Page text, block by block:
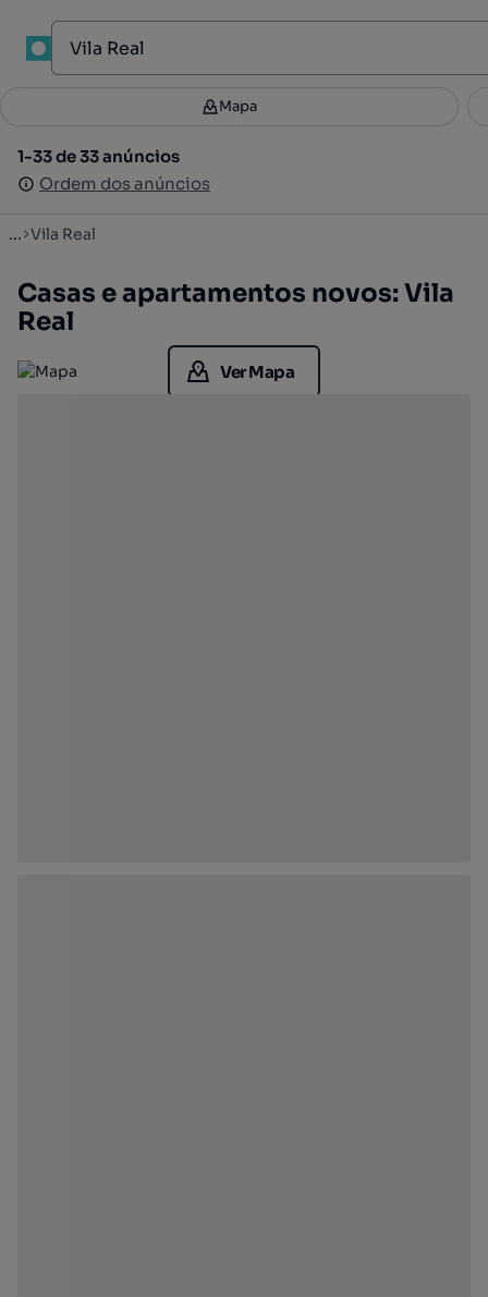
Filtros 2
1-33 de 33 anúncios
Ordem dos anúncios
Mapa
1-33 de 33 anúncios
Ordem dos anúncios
... Vila Real
Casas e apartamentos novos: Vila
Real
Ver Mapa